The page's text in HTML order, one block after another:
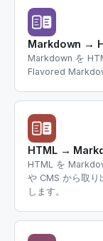
Markdown →
Markdown を
Flavored
HTML →
HTML を
や CMS から取
します。